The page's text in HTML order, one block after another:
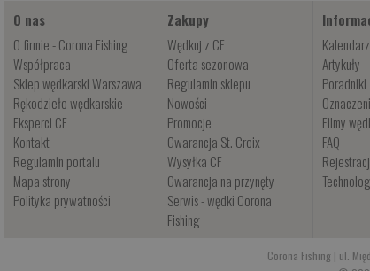
O nas
O firmie - Corona Fishing
Współpraca
Sklep wędkarski Warszawa
Rękodzieło wędkarskie
Eksperci CF
Kontakt
Regulamin portalu
Mapa strony
Polityka prywatności
Zakupy
Wędkuj z CF
Oferta sezonowa
Regulamin sklepu
Nowości
Promocje
Gwarancja St. Croix
Wysyłka CF
Gwarancja na przynęty
Serwis - wędki Corona
Fishing
Artykuły
Poradniki
Filmy
FAQ
Corona Fishing | ul.